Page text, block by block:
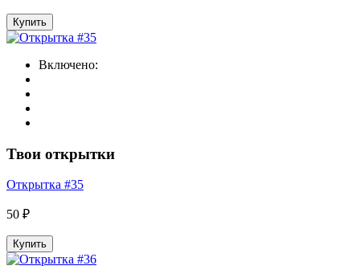
Купить
Включено:
Твои открытки
Открытка #35
50 ₽
Купить